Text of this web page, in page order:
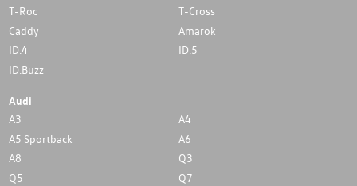
T-Roc
T-Cross
Caddy
Amarok
ID.4
ID.5
ID.Buzz
Audi
A3
A4
A5 Sportback
A6
A8
Q3
Q5
Q7